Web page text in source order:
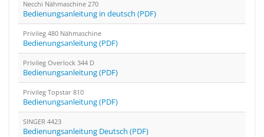
Necchi Nähmaschine 270
Bedienungsanleitung in deutsch (PDF)
Privileg 480 Nähmaschine
Bedienungsanleitung (PDF)
Privileg Overlock 344 D
Bedienungsanleitung (PDF)
Privileg Topstar 810
Bedienungsanleitung (PDF)
SINGER 4423
Bedienungsanleitung Deutsch (PDF)